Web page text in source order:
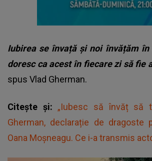
Iubirea se învață și noi învățăm
doresc ca acest în fiecare zi să fie
spus Vlad Gherman.
Citește și: „Iubesc să învăț să
Gherman, declarație de dragoste
Oana Moșneagu. Ce i-a transmis